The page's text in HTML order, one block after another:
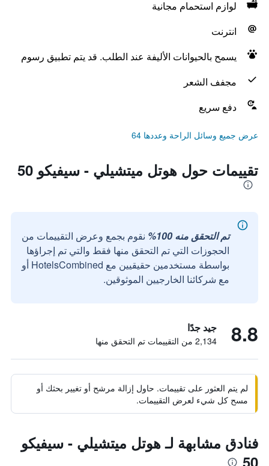
لوازم استحمام مجانية
انترنت
يسمح بالحيوانات الأليفة عند الطلب. قد يتم تطبيق رسوم
مجفف الشعر
دفع سريع
عرض جميع وسائل الراحة وعددها 64
تقييمات حول هوتل ميتشيلي - سيفيكو 50
تم التحقق منه 100%
نقوم بجمع وعرض التقييمات من
الحجوزات التي تم التحقق منها فقط والتي تم إجراؤها
بواسطة مستخدمين حقيقيين مع HotelsCombined أو
مع شركائنا الخارجيين الموثوقين.
8.8 جيد جدًا
2,134 من التقييمات تم التحقق منها
لم يتم العثور على تقييمات. حاول إزالة مرشح أو تغيير بحثك أو
مسح كل شيء لعرض التقييمات.
فنادق مشابهة لـ هوتل ميتشيلي - سيفيكو
50